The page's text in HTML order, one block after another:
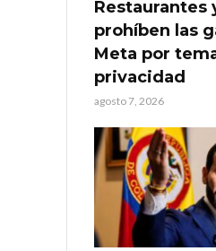
Restaurantes
prohíben las
Meta por
privacidad
agosto 7, 2026